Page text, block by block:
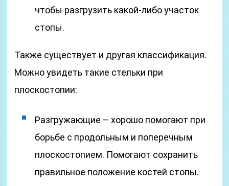
чтобы разгрузить какой-либо участок
стопы.
Также существует и другая классификация.
Можно увидеть такие стельки при
плоскостопии:
Разгружающие – хорошо помогают при
борьбе с продольным и поперечным
плоскостопием. Помогают сохранить
правильное положение костей стопы.